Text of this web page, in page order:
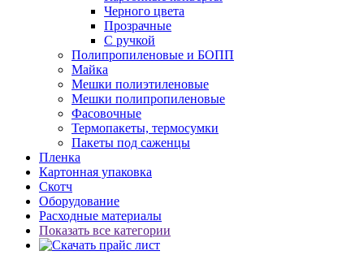
Черного цвета
Прозрачные
С ручкой
Полипропиленовые и БОПП
Майка
Мешки полиэтиленовые
Мешки полипропиленовые
Фасовочные
Термопакеты, термосумки
Пакеты под саженцы
Пленка
Картонная упаковка
Скотч
Оборудование
Расходные материалы
Показать все категории